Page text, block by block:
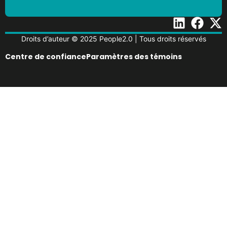
Droits d’auteur © 2025 People2.0 | Tous droits réservés
Centre de confianceParamètres des témoins